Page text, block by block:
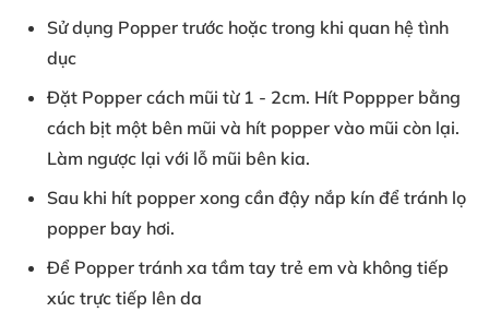
Sử dụng Popper trước hoặc trong khi quan hệ tình
dục
Đặt Popper cách mũi từ1 - 2cm. Hít Poppper bằng
cách bịt một bên mũi và hít popper vào mũi còn lại.
Làm ngược lại với lỗ mũi bên kia.
Sau khi hít popper xong cần đậy nắp kín để tránh lọ
popper bay hơi.
Để Popper tránh xa tầm tay trẻ em và không tiếp
xúc trực tiếp lên da